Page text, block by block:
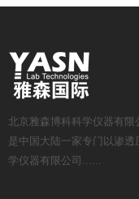
北京雅森博科科学仪器有限
是中国大陆一家专门以渗
学仪器有限公司......